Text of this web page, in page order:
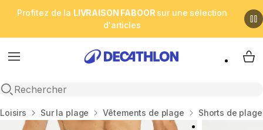
Profitez de la LIVRAISON FABOOR sur une sélection
d'articles
Menu
Open search
My
Accueil
Loisirs Sur la plage Vêtements de plage Shorts de plage